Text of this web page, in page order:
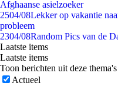
Afghaanse asielzoeker
2504/08Lekker op vakantie
probleem
2304/08Random Pics van de
Laatste items
Laatste items
Toon berichten uit deze thema's
Actueel